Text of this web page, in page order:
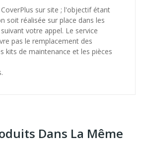
sur site ; l'objectif étant
soit réalisée sur place dans les
votre appel. Le service
pas le remplacement des
kits de maintenance et les pièces
Dans La Même